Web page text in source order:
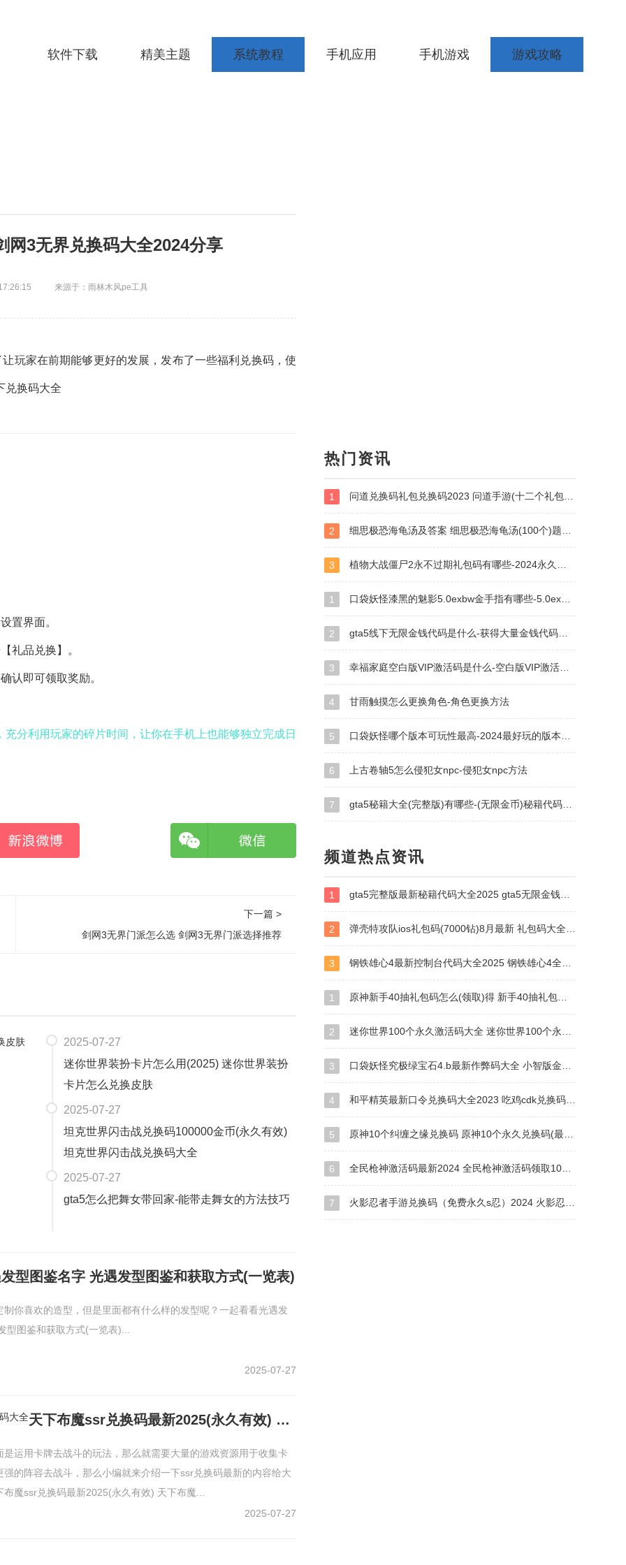
软件下载 精美主题 系统教程 手机应用 手机游戏 游戏攻略
网3无界兑换码大全2024分享
来源于：雨林木风pe工具
玩家在前期能够更好的发展，发布了一些福利兑换码，使
兑换码大全
置界面。
礼品兑换】。
认即可领取奖励。
分利用玩家的碎片时间，让你在手机上也能够独立完成日
下一篇 >
剑网3无界门派怎么选 剑网3无界门派选择推荐
2025-07-27
迷你世界装扮卡片怎么用(2025) 迷你世界装扮
卡片怎么兑换皮肤
2025-07-27
坦克世界闪击战兑换码100000金币(永久有效)
坦克世界闪击战兑换码大全
2025-07-27
gta5怎么把舞女带回家-能带走舞女的方法技巧
型图鉴名字 光遇发型图鉴和获取方式(一览表)
制你喜欢的造型，但是里面都有什么样的发型呢？一起看看光遇发
型图鉴和获取方式(一览表)...
2025-07-27
天下布魔ssr兑换码最新2025(永久有效) 天下布魔最新虚宝码大全
是运用卡牌去战斗的玩法，那么就需要大量的游戏资源用于收集卡
强的阵容去战斗，那么小编就来介绍一下ssr兑换码最新的内容给大
魔ssr兑换码最新2025(永久有效) 天下布魔...
2025-07-27
热门资讯
1 问道兑换码礼包兑换码2023 问道手游(十二个礼包)兑换码大全
2 细思极恐海龟汤及答案 细思极恐海龟汤(100个)题目和答案全套
3 植物大战僵尸2永不过期礼包码有哪些-2024永久有效兑换码大全
1 口袋妖怪漆黑的魅影5.0exbw金手指有哪些-5.0exbw金手指代码大全
2 gta5线下无限金钱代码是什么-获得大量金钱代码大全
3 幸福家庭空白版VIP激活码是什么-空白版VIP激活码大全
4 甘雨触摸怎么更换角色-角色更换方法
5 口袋妖怪哪个版本可玩性最高-2024最好玩的版本排名
6 上古卷轴5怎么侵犯女npc-侵犯女npc方法
7 gta5秘籍大全(完整版)有哪些-(无限金币)秘籍代码大全
频道热点资讯
1 gta5完整版最新秘籍代码大全2025 gta5无限金钱及武器秘籍代码汇总
2 弹壳特攻队ios礼包码(7000钻)8月最新 礼包码大全2025
3 钢铁雄心4最新控制台代码大全2025 钢铁雄心4全部代码秘籍汇总
1 原神新手40抽礼包码怎么(领取)得 新手40抽礼包码2023
2 迷你世界100个永久激活码大全 迷你世界100个永久激活码最新版(有效)
3 口袋妖怪究极绿宝石4.b最新作弊码大全 小智版金手指作弊码2023汇总
4 和平精英最新口令兑换码大全2023 吃鸡cdk兑换码(兰博基尼)永久有效
5 原神10个纠缠之缘兑换码 原神10个永久兑换码(最新6.0)
6 全民枪神激活码最新2024 全民枪神激活码领取1000000点券
7 火影忍者手游兑换码（免费永久s忍）2024 火影忍者手游兑换码永久有效2024